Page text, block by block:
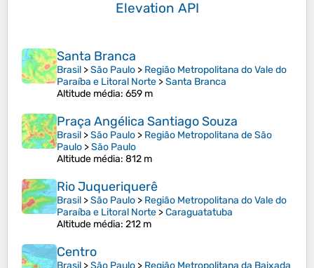
Elevation API
Santa Branca
Brasil >São Paulo > Região Metropolitana do Vale do
Paraíba e Litoral Norte >Santa Branca
Altitude média: 659 m
Praça Angélica Santiago Souza
Brasil >São Paulo > Região Metropolitana de São
Paulo >São Paulo
Altitude média: 812 m
Rio Juqueriquerê
Brasil >São Paulo > Região Metropolitana do Vale do
Paraíba e Litoral Norte >Caraguatatuba
Altitude média: 212 m
Centro
Brasil >São Paulo > Região Metropolitana da Baixada